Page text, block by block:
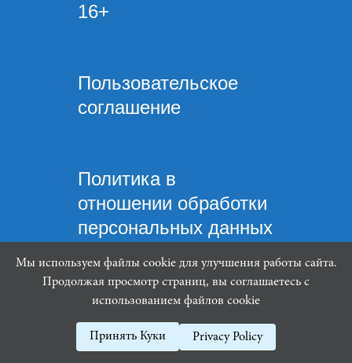
16+
Пользовательское
соглашение
Политика в
отношении обработки
персональных данных
Mindware Lab ©
Мы используем файлы cookie для улучшения работы сайта.
Продолжая просмотр страниц, вы соглашаетесь с
использованием файлов cookie
Принять Куки Privacy Policy